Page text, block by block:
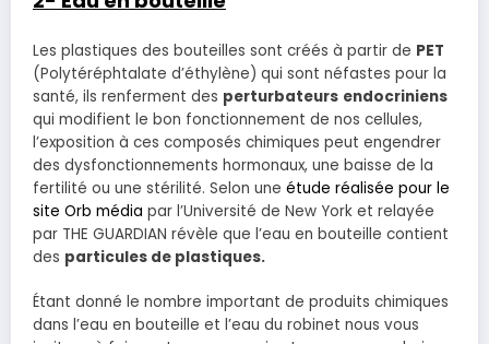
Les plastiques des bouteilles sont créés à partir de PET
(Polytéréphtalate d’éthylène) qui sont néfastes pour la
santé, ils renferment des perturbateurs endocriniens
qui modifient le bon fonctionnement de nos cellules,
l’exposition à ces composés chimiques peut engendrer
des dysfonctionnements hormonaux, une baisse de la
fertilité ou une stérilité. Selon une étude réalisée pour le
site Orb média par l’Université de New York et relayée
par THE GUARDIAN révèle que l’eau en bouteille contient
des particules de plastiques.
Étant donné le nombre important de produits chimiques
dans l’eau en bouteille et l’eau du robinet nous vous